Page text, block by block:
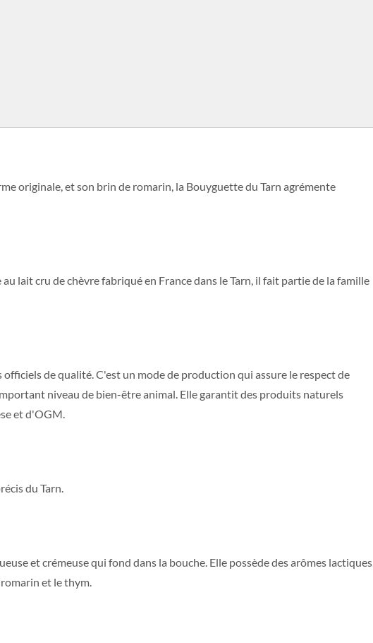
originale, et son brin de romarin, la Bouyguette du Tarn agrémente
lait cru de chèvre fabriqué en France dans le Tarn, il fait partie de la famille
de qualité. C'est un mode de production qui assure le respect de
niveau de bien-être animal. Elle garantit des produits naturels
et d'OGM.
du Tarn.
et crémeuse qui fond dans la bouche. Elle possède des arômes lactiques,
et le thym.